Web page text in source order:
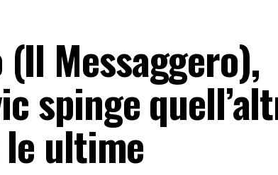
Messaggero),
spinge
ultime